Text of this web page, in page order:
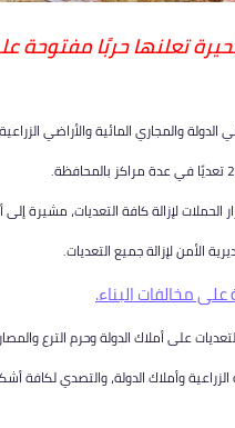
تعلنها حربًا مفتوحة
والمجاري المائية والأراضي
لإزالة كافة التعديات، مشيرة
الأمن لإزالة جميع التعديات.
مخالفات البناء.
على أملاك الدولة وحرم الترع
وأملاك الدولة، والتصدي لكافة